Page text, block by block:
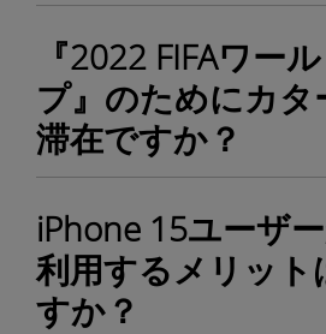
『2022 FIFAワー
プ』のためにカタ
滞在ですか？
iPhone 15ユーザ
利用するメリット
すか？